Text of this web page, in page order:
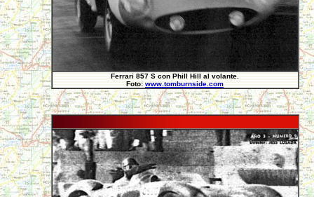
Ferrari 857 S con Phill Hill al volante.
Foto: www.tomburnside.com